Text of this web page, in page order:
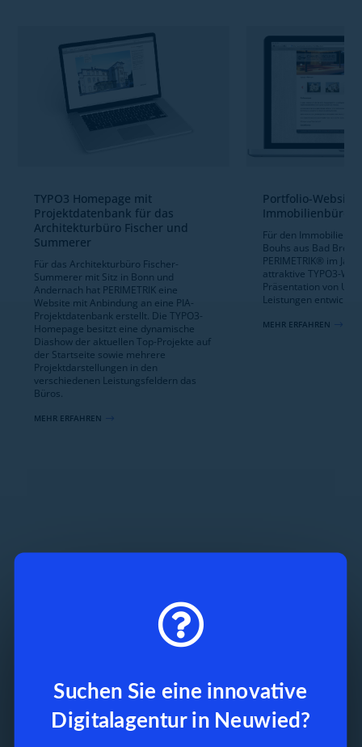
TYPO3 Homepage mit
Projektdatenbank für das
Architekturbüro Fischer und
Summerer
Für das Architekturbüro Fischer-
Summerer mit Sitz in Bonn und
Andernach hat PERIMETRIK eine
Website mit Anbindung an eine PIA-
Projektdatenbank erstellt. Die TYPO3-
Homepage besitzt eine dynamische
Diashow der aktuellen Top-Projekte auf
der Startseite sowie mehrere
Projektdarstellungen in den
verschiedenen Leistungsfeldern das
Büros.
MEHR ERFAHREN $
Portfolio-Website
Immobilienbüro
Für den
Bouhs aus Bad
PERIMETRIK® im
attraktive TYPO3-
Präsentation von
Leistungen entwickelt.
MEHR ERFAHREN $

Suchen Sie eine innovative
Digitalagentur in Neuwied?